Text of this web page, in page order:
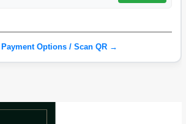
Payment Options / Scan QR →